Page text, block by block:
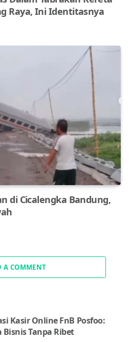
Raya, Ini Identitasnya
di Cicalengka Bandung,
A COMMENT
Kasir Online FnB Posfoo:
Bisnis Tanpa Ribet